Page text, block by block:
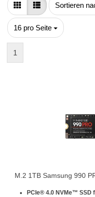
Sortieren
Sortieren
16 pro Seite
pro Seite
1
M.2 1TB Samsung 990
PCIe® 4.0 NVMe™ SSD